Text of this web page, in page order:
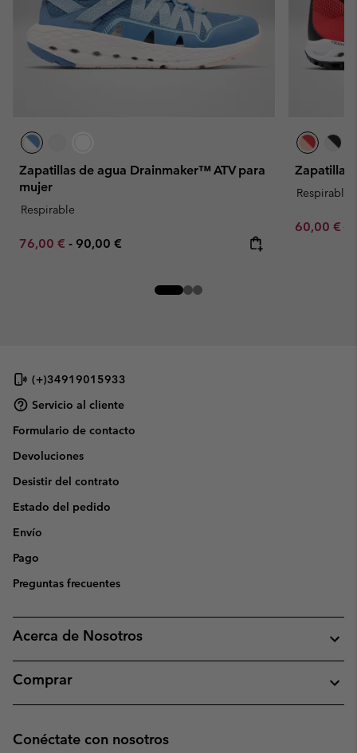
Zapatillas de agua Drainmaker™ ATV para
mujer
Respirable
Minimum sale price:
76,00 € - Maximum price:
90,00 €
Zapatillas
Respirable
Sale price:
60,00 €
(+)34919015933
Servicio al cliente
Formulario de contacto
Devoluciones
Desistir del contrato
Estado del pedido
Envío
Pago
Preguntas frecuentes
Acerca de Nosotros
Comprar
Conéctate con nosotros